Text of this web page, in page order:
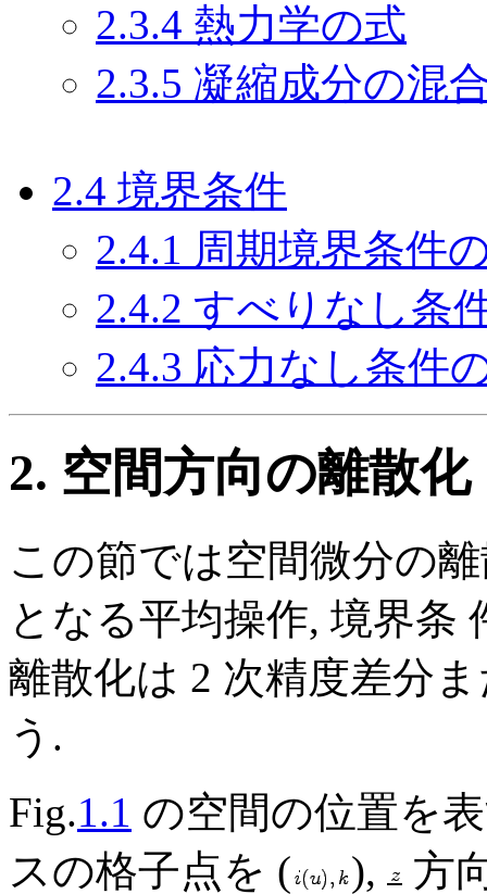
2.3.4 熱力学の式
2.3.5 凝縮成分の混
2.4 境界条件
2.4.1 周期境界条件
2.4.2 すべりなし条
2.4.3 応力なし条件
2. 空間方向の離散化
この節では空間微分の
となる平均操作, 境界条
離散化は 2 次精度差分
う.
Fig.1.1 の空間の位置を
スの格子点を (
),
方